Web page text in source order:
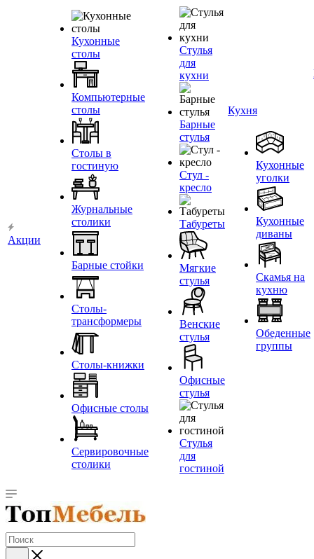
Акции
Кухонные
столы
Компьютерные
столы
Столы в
гостиную
Журнальные
столики
Барные стойки
Столы-
трансформеры
Столы-книжки
Офисные столы
Сервировочные
столики
Стулья
для
кухни
Барные
стулья
Стул -
кресло
Табуреты
Мягкие
стулья
Венские
стулья
Офисные
стулья
Стулья
для
гостиной
Кухня
Кухонные
уголки
Кухонные
диваны
Скамья на
кухню
Обеденные
группы